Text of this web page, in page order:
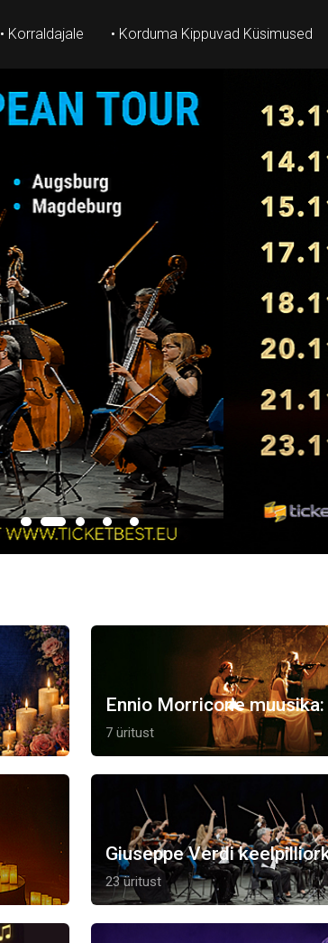
• Korraldajale • Korduma Kippuvad Küsimused
Ennio Morricone
7 üritust
Giuseppe Verdi
23 üritust